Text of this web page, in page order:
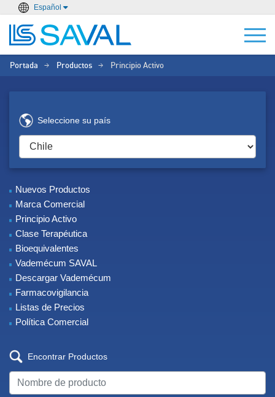
Español
Portada > Productos > Principio Activo
Seleccione su país
Nuevos Productos
Marca Comercial
Principio Activo
Clase Terapéutica
Bioequivalentes
Vademécum SAVAL
Descargar Vademécum
Farmacovigilancia
Listas de Precios
Política Comercial
Encontrar Productos